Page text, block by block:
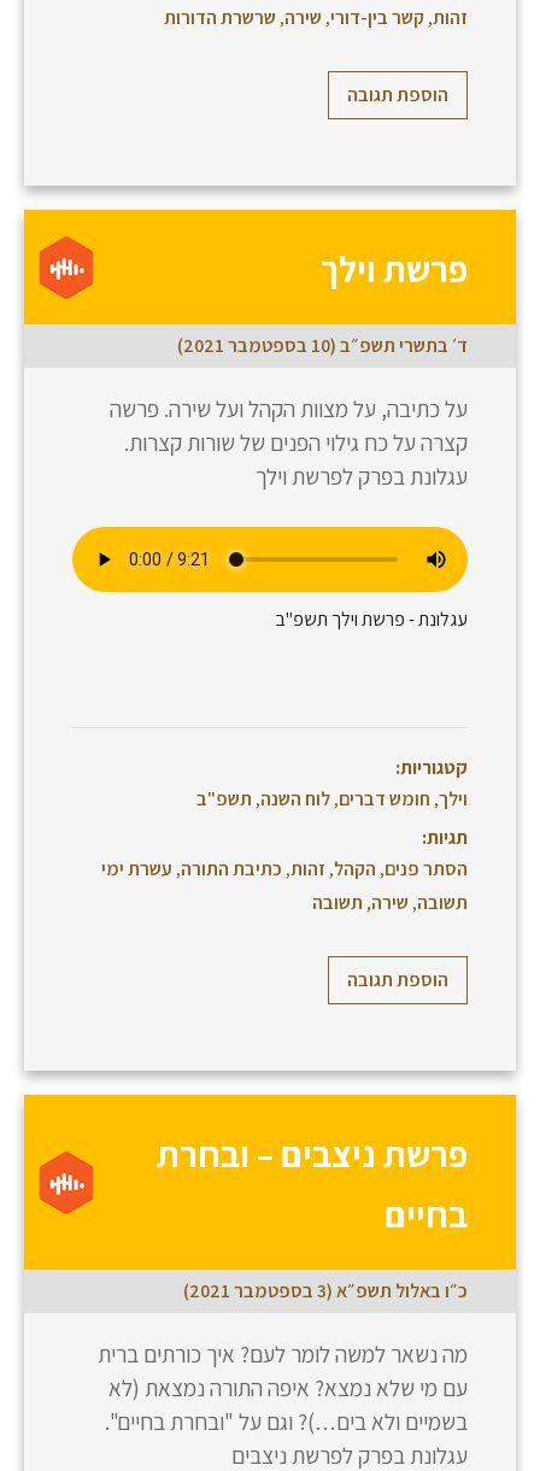
זהות, קשר בין-דורי, שירה, שרשרת הדורות
הוספת תגובה
פרשת וילך
ד׳ בתשרי תשפ״ב (10 בספטמבר 2021)
על כתיבה, על מצוות הקהל ועל שירה. פרשה
קצרה על כח גילוי הפנים של שורות קצרות.
עגלונת בפרק לפרשת וילך
עגלונת - פרשת וילך תשפ"ב
קטגוריות:
וילך, חומש דברים,לוח השנה, תשפ"ב
תגיות:
הסתר פנים, הקהל, זהות, כתיבת התורה, עשרת ימי
תשובה, שירה, תשובה
הוספת תגובה
פרשת ניצבים – ובחרת
בחיים
כ״ו באלול תשפ״א (3 בספטמבר 2021)
מה נשאר למשה לומר לעם? איך כורתים ברית
עם מי שלא נמצא? איפה התורה נמצאת (לא
בשמיים ולא בים…)? וגם על "ובחרת בחיים".
עגלונת בפרק לפרשת ניצבים